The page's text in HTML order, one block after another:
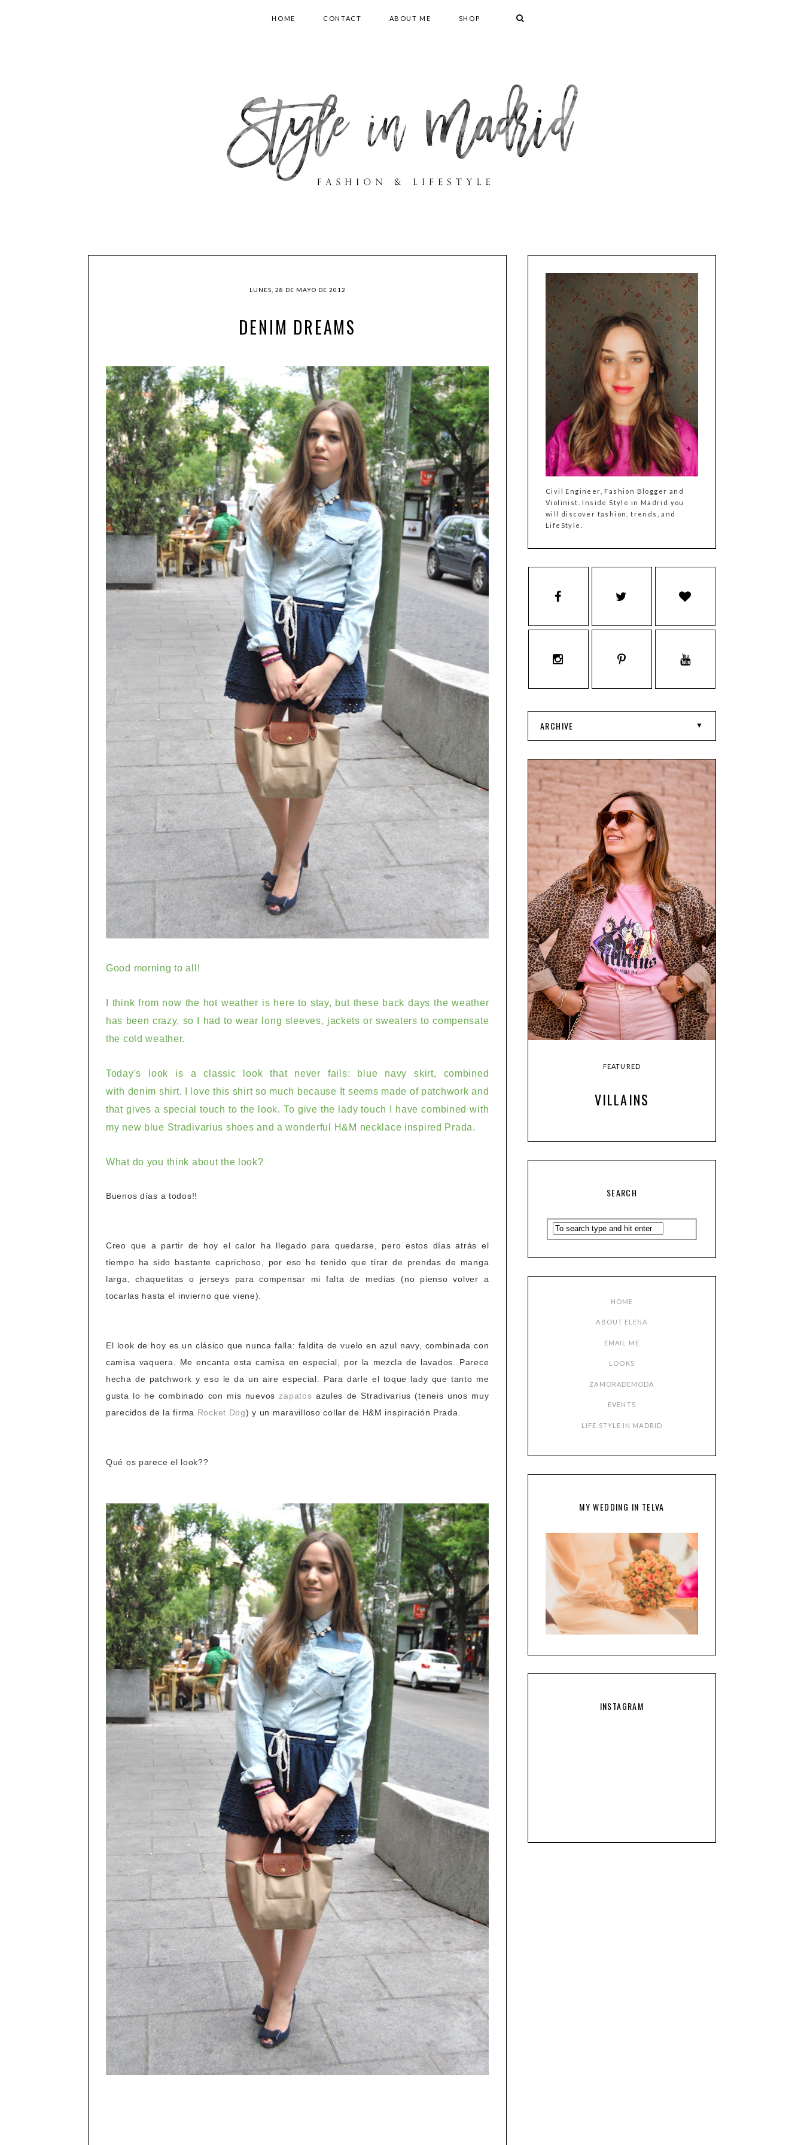
HOME CONTACT ABOUT ME SHOP
LUNES, 28 DE MAYO DE 2012
DENIM DREAMS
Good morning to all!
I think from now the hot weather is here to stay, but these back days the weather
has been crazy, so I had to wear long sleeves, jackets or sweaters to compensate
the cold weather.
Today's look is a classic look that never fails: blue navyskirt, combined
with denim shirt. I love this shirtso much because It seems made ​​of patchwork and
that gives a special touch to the look. To give the lady touch I have combined with
my new blue Stradivarius shoes and a wonderful H&M necklace inspired Prada.
What do you think about the look?
Buenos días a todos!!
Creo que a partir de hoy el calor ha llegado para quedarse, pero estos días atrás el
tiempo ha sido bastante caprichoso, por eso he tenido que tirar de prendas de manga
larga, chaquetitas o jerseys para compensar mi falta de medias (no pienso volver a
tocarlas hasta el invierno que viene).
El look de hoy es un clásico que nunca falla: faldita de vuelo en azul navy, combinada con
camisa vaquera. Me encanta esta camisa en especial, por la mezcla de lavados. Parece
hecha de patchwork y eso le da un aire especial. Para darle el toque lady que tanto me
gusta lo he combinado con mis nuevos zapatos azules de Stradivarius (teneis unos muy
parecidos de la firma Rocket Dog) y un maravilloso collar de H&M inspiración Prada.
Qué os parece el look??
Civil Engineer, Fashion Blogger and
Violinist. Inside Style in Madrid you
will discover fashion, trends, and
LifeStyle.
ARCHIVE
FEATURED
VILLAINS
SEARCH
HOME
ABOUT ELENA
EMAIL ME
LOOKS
ZAMORADEMODA
EVENTS
LIFE STYLE IN MADRID
MY WEDDING IN TELVA
INSTAGRAM